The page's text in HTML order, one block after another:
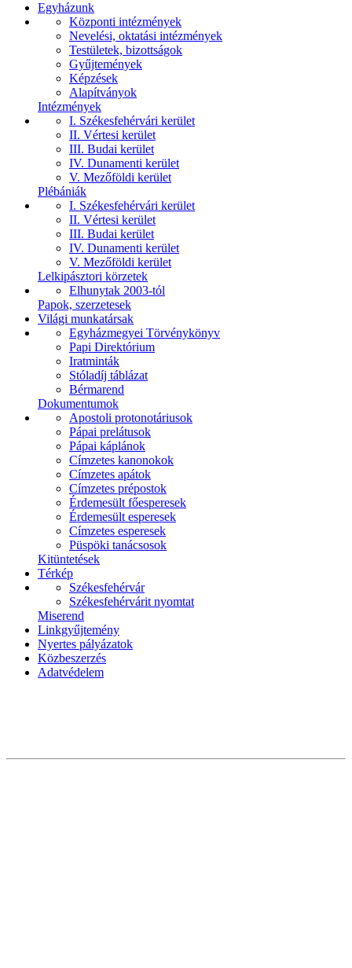
Egyházunk
Központi intézmények
Nevelési, oktatási intézmények
Testületek, bizottságok
Gyűjtemények
Képzések
Alapítványok
Intézmények
I. Székesfehérvári kerület
II. Vértesi kerület
III. Budai kerület
IV. Dunamenti kerület
V. Mezőföldi kerület
Plébániák
I. Székesfehérvári kerület
II. Vértesi kerület
III. Budai kerület
IV. Dunamenti kerület
V. Mezőföldi kerület
Lelkipásztori körzetek
Elhunytak 2003-tól
Papok, szerzetesek
Világi munkatársak
Egyházmegyei Törvénykönyv
Papi Direktórium
Iratminták
Stóladíj táblázat
Bérmarend
Dokumentumok
Apostoli protonotáriusok
Pápai prelátusok
Pápai káplánok
Címzetes kanonokok
Címzetes apátok
Címzetes prépostok
Érdemesült főesperesek
Érdemesült esperesek
Címzetes esperesek
Püspöki tanácsosok
Kitüntetések
Térkép
Székesfehérvár
Székesfehérvárit nyomtat
Miserend
Linkgyűjtemény
Nyertes pályázatok
Közbeszerzés
Adatvédelem